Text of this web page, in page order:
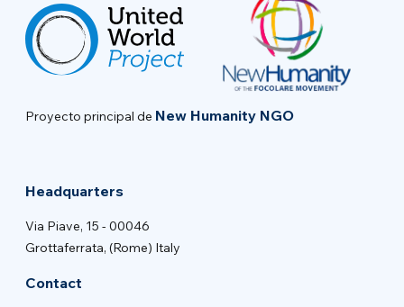
Proyecto principal de New Humanity NGO
Headquarters
Via Piave, 15 - 00046
Grottaferrata, (Rome) Italy
Contact